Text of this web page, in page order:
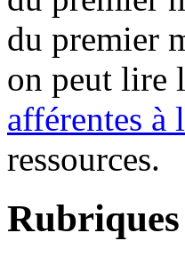
du premier
on peut lire
afférentes à
ressources.
Rubriques